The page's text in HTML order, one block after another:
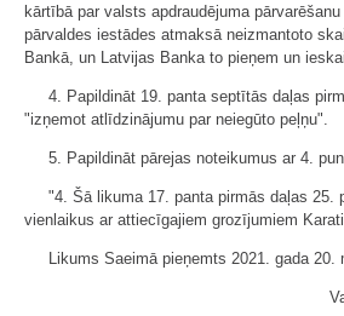
kārtībā par valsts apdraudējuma
pārvaldes iestādes atmaksā neizmantoto
Bankā, un Latvijas Banka to pieņem un
4. Papildināt 19. panta septītās daļas
"izņemot atlīdzinājumu par neiegūto peļņu".
5. Papildināt pārejas noteikumus ar 4.
"4. Šā likuma 17. panta pirmās daļas 25.
vienlaikus ar attiecīgajiem grozījumiem
Likums Saeimā pieņemts 2021. gada 20.